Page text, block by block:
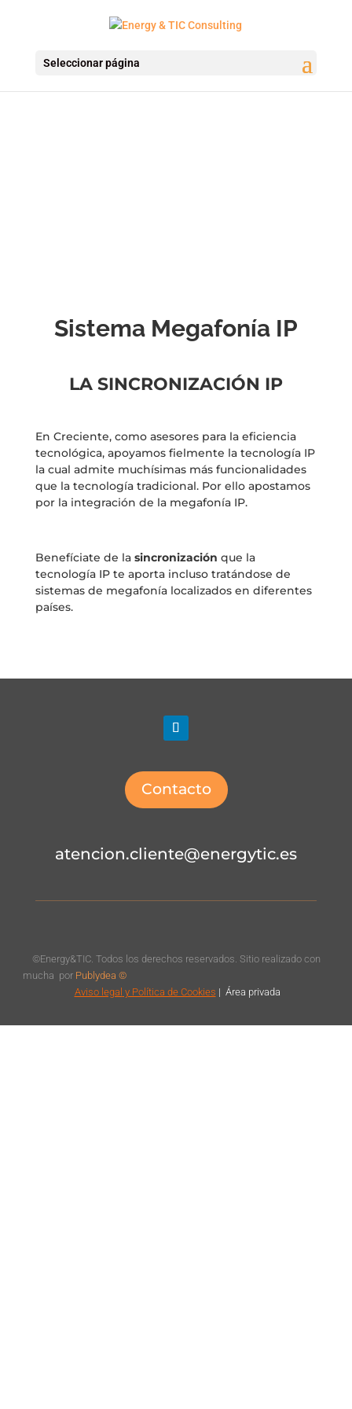
Seleccionar página
Sistema Megafonía IP
LA SINCRONIZACIÓN IP
En Creciente, como asesores para la eficiencia
tecnológica, apoyamos fielmente la tecnología IP
la cual admite muchísimas más funcionalidades
que la tecnología tradicional. Por ello apostamos
por la integración de la megafonía IP.
Benefíciate de la sincronización que la
tecnología IP te aporta incluso tratándose de
sistemas de megafonía localizados en diferentes
países.
Contacto
atencion.cliente@energytic.es
©Energy&TIC. Todos los derechos reservados. Sitio realizado con
mucha por Publydea ©
Aviso legal y Política de Cookies | Área privada